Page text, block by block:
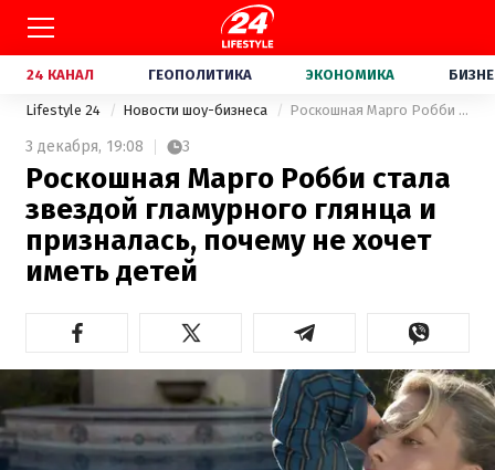
24 КАНАЛ ГЕОПОЛИТИКА ЭКОНОМИКА
Lifestyle 24 Новости шоу-бизнеса Роскошная Марго Робби стала звездой гламурного глянца и призналась, почему не хочет иметь детей
3 декабря, 19:08 3
Роскошная Марго Робби стала
звездой гламурного глянца и
призналась, почему не хочет
иметь детей